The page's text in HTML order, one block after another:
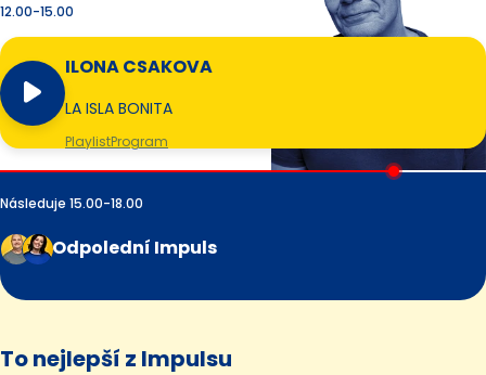
12.00-15.00
ILONA CSAKOVA
LA ISLA BONITA
PlaylistProgram
Následuje 15.00-18.00
Odpolední Impuls
To nejlepší z Impulsu